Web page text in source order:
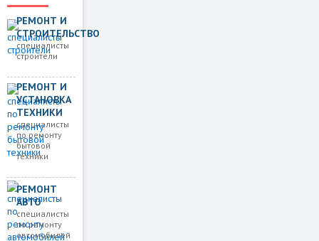
РЕМОНТ И
СТРОИТЕЛЬСТВО
специалисты
строители
РЕМОНТ И
УСТАНОВКА
ТЕХНИКИ
специалисты
по ремонту
бытовой
техники
РЕМОНТ
АВТО
специалисты
по ремонту
автомобилей